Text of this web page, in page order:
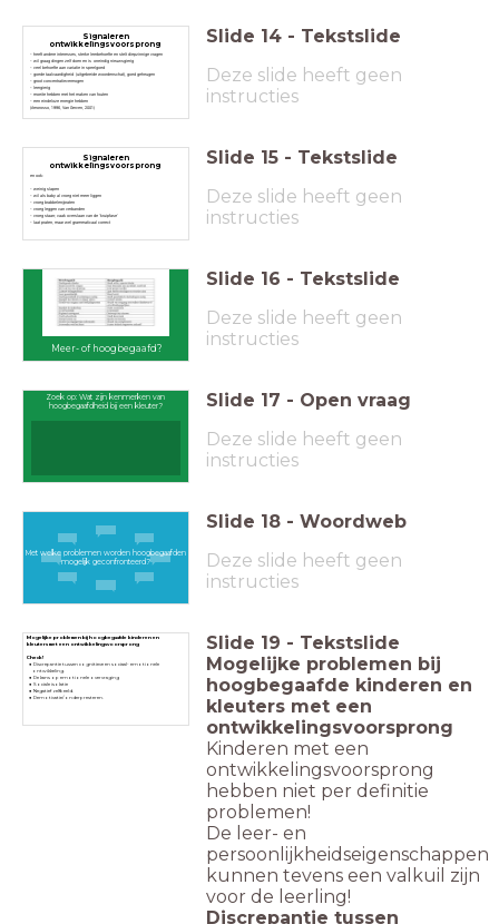
Signaleren
ontwikkelingsvoorsprong
- heeft andere interesses, sterke leerbehoefte en stelt diepzinnige vragen
- wil graag dingen zelf doen en is oneindig nieuwsgierig
- veel behoefte aan variatie in speelgoed
- goede taalvaardigheid (uitgebreide woordenschat), goed geheugen
- groot concentratievermogen
- leergierig
- moeite hebben met het maken van fouten
- een eindeloze energie hebben
(Amorosso, 1996, Van Gerven, 2001)
Slide 14 - Tekstslide
Deze slide heeft geen
instructies
Signaleren
ontwikkelingsvoorsprong
en ook:
- weinig slapen
- wil als baby al vroeg niet meer liggen
- vroeg brabbelen/praten
- vroeg leggen van verbanden
- vroeg staan; vaak overslaan van de 'kruipfase'
- laat praten, maar wel grammaticaal correct
Slide 15 - Tekstslide
Deze slide heeft geen
instructies
Meer- of hoogbegaafd?
Slide 16 - Tekstslide
Deze slide heeft geen
instructies
Zoek op: Wat zijn kenmerken van
hoogbegaafdheid bij een kleuter?
Slide 17 - Open vraag
Deze slide heeft geen
instructies
Met welke problemen worden hoogbegaafden
mogelijk geconfronteerd?
Slide 18 - Woordweb
Deze slide heeft geen
instructies
Mogelijke problemen bij hoogbegaafde kinderen en
kleuters met een ontwikkelingsvoorsprong
Check!
Discrepantie tussen cognitieve en sociaal- emotionele
ontwikkeling.
De kans op emotionele overvraging
Sociale isolatie
Negatief zelfbeeld.
Demotivatie/ onderpresteren.
Slide 19 - Tekstslide
Mogelijke problemen bij
hoogbegaafde kinderen en
kleuters met een
ontwikkelingsvoorsprong
Kinderen met een
ontwikkelingsvoorsprong
hebben niet per definitie
problemen!
De leer- en
persoonlijkheidseigenschappen
kunnen tevens een valkuil zijn
voor de leerling!
Discrepantie tussen